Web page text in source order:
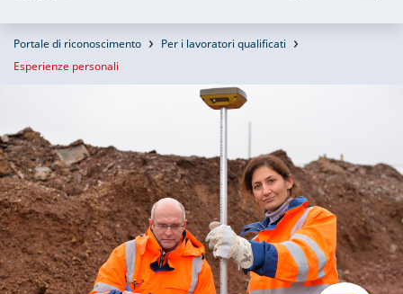
Portale di riconoscimento
Per i lavoratori qualificati
Esperienze personali